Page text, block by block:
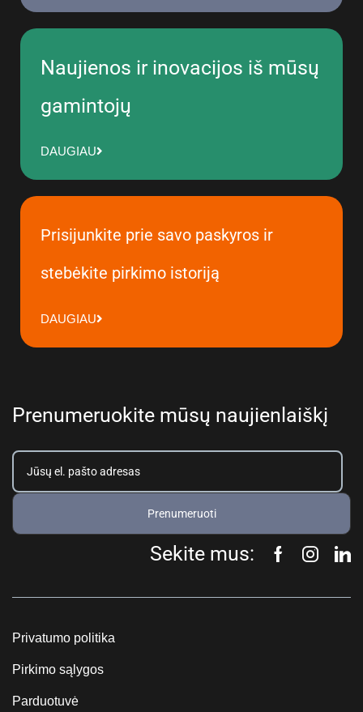
Naujienos ir inovacijos iš mūsų
gamintojų
DAUGIAU
Prisijunkite prie savo paskyros ir
stebėkite pirkimo istoriją
DAUGIAU
Prenumeruokite mūsų naujienlaiškį
Prenumeruoti
Sekite mus:
Privatumo politika
Pirkimo sąlygos
Parduotuvė